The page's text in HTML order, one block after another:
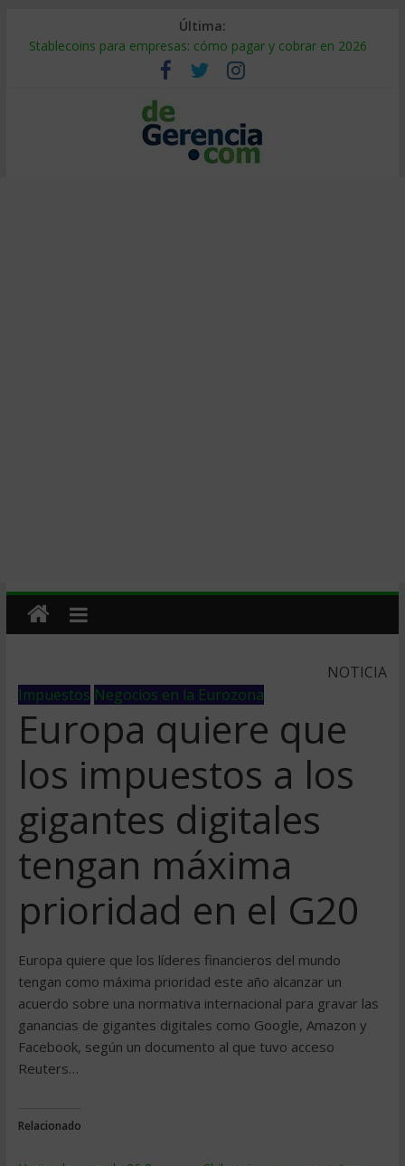
Última:
Stablecoins para empresas: cómo pagar y cobrar en 2026
Despido silencioso: qué es y por qué sale tan caro
IA en selección de personal: cómo auditarla a tiempo
Trabajo forzoso en la cadena de suministro: qué hacer
Mercado hispano de EE. UU.: cómo segmentarlo y venderle
NOTICIA
Impuestos Negocios en la Eurozona
Europa quiere que
los impuestos a los
gigantes digitales
tengan máxima
prioridad en el G20
Europa quiere que los líderes financieros del mundo
tengan como máxima prioridad este año alcanzar un
acuerdo sobre una normativa internacional para gravar las
ganancias de gigantes digitales como Google, Amazon y
Facebook, según un documento al que tuvo acceso
Reuters…
Relacionado